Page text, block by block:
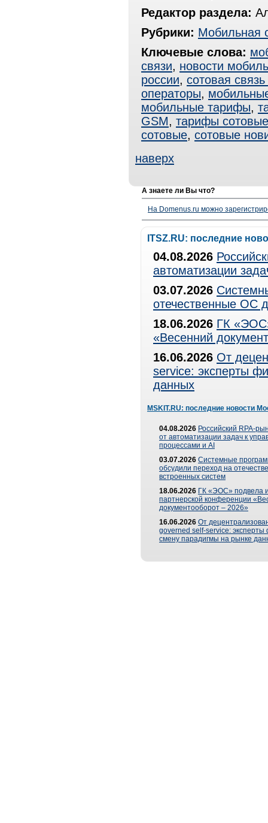
Редактор раздела:
Рубрики: Мобильная
Ключевые слова:
связи, новости
россии, сотовая
операторы,
мобильные тарифы,
GSM, тарифы сотовые
сотовые, сотовые
наверх
А знаете ли Вы что?
На Domenus.ru можно
ITSZ.RU: последние
04.08.2026
автоматизации
03.07.2026
отечественные ОС
18.06.2026 ГК
«Весенний
16.06.2026 От
service: эксперты
данных
MSKIT.RU: последние новости
04.08.2026 Российский RPA-
от автоматизации задач к
процессами и AI
03.07.2026 Системные
обсудили переход на
встроенных систем
18.06.2026 ГК «ЭОС» подвела
партнерской конференции
документооборот – 2026»
16.06.2026 От
governed self-service: эксперты
смену парадигмы на рынке